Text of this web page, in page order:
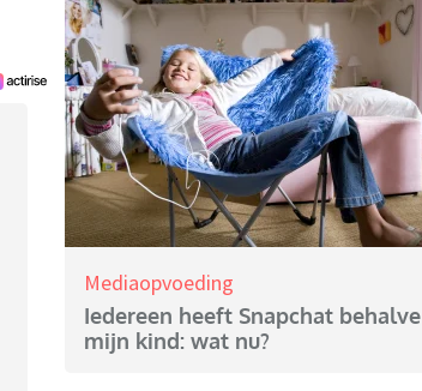
Mediaopvoeding
Iedereen heeft Snapchat behalve
mijn kind: wat nu?